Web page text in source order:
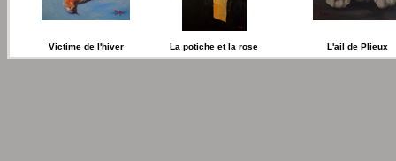
Victime de l'hiver La potiche et la rose L'ail de Plieux